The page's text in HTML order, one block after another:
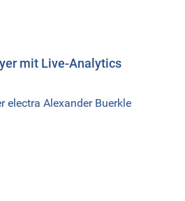
mit Live-Analytics